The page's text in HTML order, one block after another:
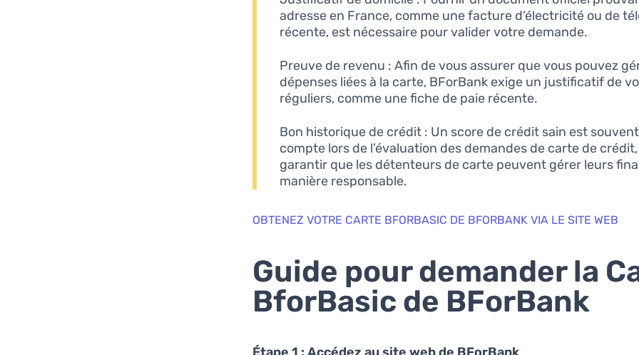
adresse en France, comme une facture d’électricité ou de
récente, est nécessaire pour valider votre demande.
Preuve de revenu : Afin de vous assurer que vous pouvez
dépenses liées à la carte, BForBank exige un justificatif de
réguliers, comme une fiche de paie récente.
Bon historique de crédit : Un score de crédit sain est
compte lors de l’évaluation des demandes de carte de
garantir que les détenteurs de carte peuvent gérer leurs
manière responsable.
OBTENEZ VOTRE CARTE BFORBASIC DE BFORBANK VIA LE SITE WEB
Guide pour demander la
BforBasic de BForBank